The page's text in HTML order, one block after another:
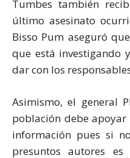
Tumbes también
último asesinato
Bisso Pum aseguró
que está investigando
dar con los
Asimismo, el general
población debe
información pues si
presuntos autores